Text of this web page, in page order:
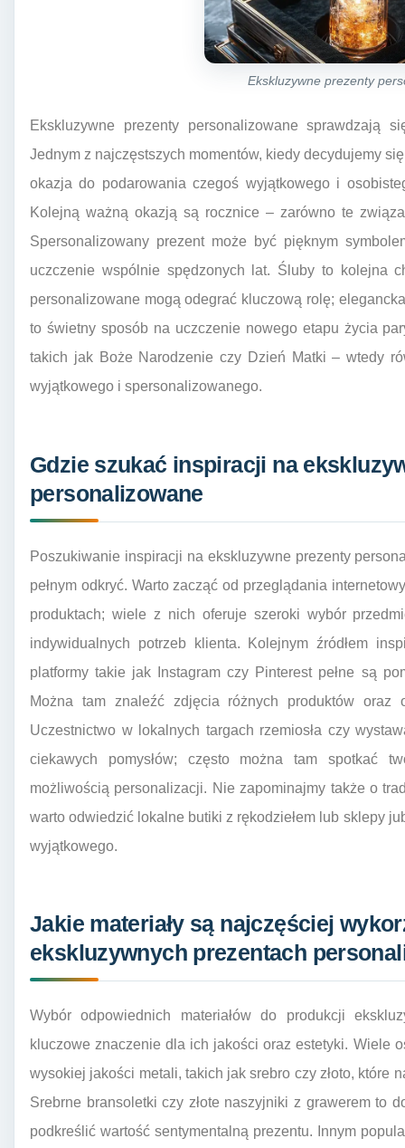
Ekskluzywne prezenty
Ekskluzywne prezenty personalizowane sprawdzają
Jednym z najczęstszych momentów, kiedy decydujemy
okazja do podarowania czegoś wyjątkowego i
Kolejną ważną okazją są rocznice – zarówno te
Spersonalizowany prezent może być pięknym
uczczenie wspólnie spędzonych lat. Śluby to kolejna
personalizowane mogą odegrać kluczową rolę;
to świetny sposób na uczczenie nowego etapu życia
takich jak Boże Narodzenie czy Dzień Matki – wtedy
wyjątkowego i spersonalizowanego.
Gdzie szukać inspiracji na
personalizowane
Poszukiwanie inspiracji na ekskluzywne prezenty
pełnym odkryć. Warto zacząć od przeglądania
produktach; wiele z nich oferuje szeroki wybór
indywidualnych potrzeb klienta. Kolejnym źródłem
platformy takie jak Instagram czy Pinterest pełne są
Można tam znaleźć zdjęcia różnych produktów
Uczestnictwo w lokalnych targach rzemiosła czy
ciekawych pomysłów; często można tam spotkać
możliwością personalizacji. Nie zapominajmy także o
warto odwiedzić lokalne butiki z rękodziełem lub sklepy
wyjątkowego.
Jakie materiały są najczęściej
ekskluzywnych prezentach
Wybór odpowiednich materiałów do produkcji
kluczowe znaczenie dla ich jakości oraz estetyki. Wiele
wysokiej jakości metali, takich jak srebro czy złoto, które
Srebrne bransoletki czy złote naszyjniki z grawerem to
podkreślić wartość sentymentalną prezentu. Innym